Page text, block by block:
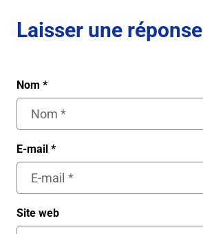
Laisser une réponse
Nom *
E-mail *
Site web